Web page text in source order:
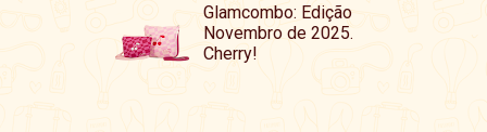
Glamcombo: Edição
Novembro de 2025.
Cherry!